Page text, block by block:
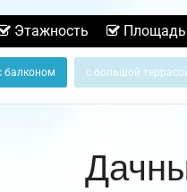
Этажность Площадь
балконом с большой